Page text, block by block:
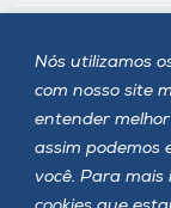
Nós utilizamos
com nosso site
entender
assim podemos
você. Para
Siga a